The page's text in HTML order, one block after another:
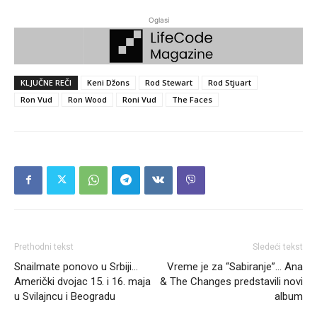
Oglasi
KLJUČNE REČI Keni Džons Rod Stewart
Rod Stjuart
Ron Vud
Ron Wood Roni Vud The Faces
Prethodni tekst
Snailmate ponovo u Srbiji…
Američki dvojac 15. i 16. maja
u Svilajncu i Beogradu
Sledeći tekst
Vreme je za “Sabiranje”… Ana
& The Changes predstavili novi
album